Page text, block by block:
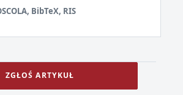
BibTeX, RIS
ZGŁOŚ ARTYKUŁ